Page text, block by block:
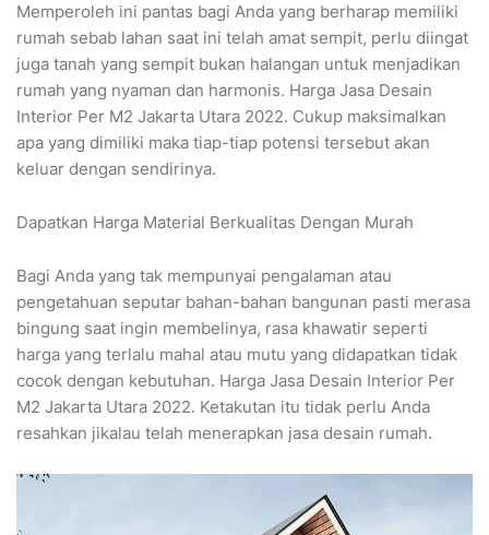
Memperoleh ini pantas bagi Anda yang berharap memiliki
rumah sebab lahan saat ini telah amat sempit, perlu diingat
juga tanah yang sempit bukan halangan untuk menjadikan
rumah yang nyaman dan harmonis. Harga Jasa Desain
Interior Per M2 Jakarta Utara 2022. Cukup maksimalkan
apa yang dimiliki maka tiap-tiap potensi tersebut akan
keluar dengan sendirinya.
Dapatkan Harga Material Berkualitas Dengan Murah
Bagi Anda yang tak mempunyai pengalaman atau
pengetahuan seputar bahan-bahan bangunan pasti merasa
bingung saat ingin membelinya, rasa khawatir seperti
harga yang terlalu mahal atau mutu yang didapatkan tidak
cocok dengan kebutuhan. Harga Jasa Desain Interior Per
M2 Jakarta Utara 2022. Ketakutan itu tidak perlu Anda
resahkan jikalau telah menerapkan jasa desain rumah.